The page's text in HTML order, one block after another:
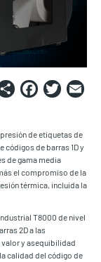
Share
de etiquetas de
códigos de barras 1D y
de gama media
el compromiso de la
térmica, incluida la
T8000 de nivel
2D a las
valor y asequibilidad
calidad del código de